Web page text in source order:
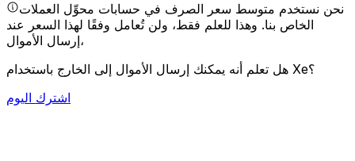
نحن نستخدم متوسط سعر الصرف في حسابات محوِّل العملات
الخاص بنا. وهذا للعلم فقط، ولن تُعامل وفقًا لهذا السعر عند
إرسال الأموال،
هل تعلم أنه يمكنك إرسال الأموال إلى الخارج باستخدام Xe؟
اشترك اليوم